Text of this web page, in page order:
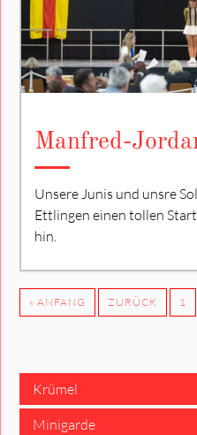
Manfred-
Unsere Junis und unsre
Ettlingen einen tollen
hin.
« ANFANG ZURÜCK 1
Krümel
Minigarde